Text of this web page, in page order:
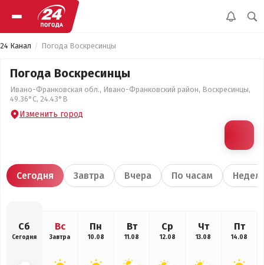
24 Канал Погода Воскресинцы
Погода Воскресинцы
Ивано-Франковская обл., Ивано-Франковский район, Воскресинцы,
49.36°С, 24.43°В
Изменить город
Сегодня Завтра Вчера По часам
Сб
Сегодня
Вс
Завтра
Пн
10.08
Вт
11.08
Ср
12.08
Чт
13.08
Пт
14.08